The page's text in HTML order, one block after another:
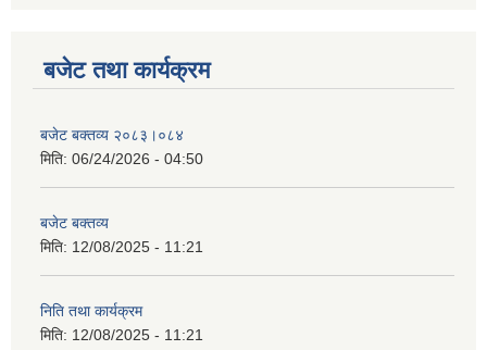
बजेट तथा कार्यक्रम
बजेट बक्तव्य २०८३।०८४
मिति: 06/24/2026 - 04:50
बजेट बक्तव्य
मिति: 12/08/2025 - 11:21
निति तथा कार्यक्रम
मिति: 12/08/2025 - 11:21